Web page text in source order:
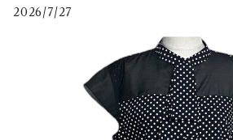
2026/7/27